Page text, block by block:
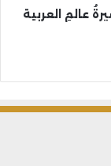
عالمِ العربية